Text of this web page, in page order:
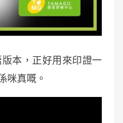
本，正好用來印證一
咪真嘅。